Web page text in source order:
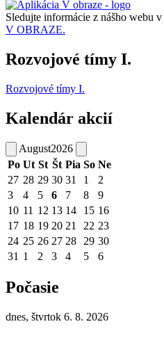
Sledujte informácie z nášho webu v
V OBRAZE.
Rozvojové tímy I.
Rozvojové tímy I.
Kalendár akcií
August2026
Po Ut St Št Pia So Ne
27 28 29 30 31 1
2
3
4 5 6 7 8
9
10 11 12 13 14 15 16
17 18 19 20 21 22 23
24 25 26 27 28 29 30
31 1 2 3 4 5 6
Počasie
dnes, štvrtok 6. 8. 2026